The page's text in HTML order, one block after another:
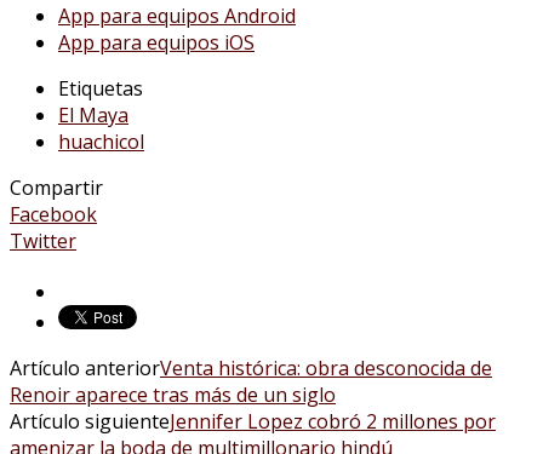
App para equipos Android
App para equipos iOS
Etiquetas
El Maya
huachicol
Compartir
Facebook
Twitter
Artículo anteriorVenta histórica: obra desconocida de
Renoir aparece tras más de un siglo
Artículo siguienteJennifer Lopez cobró 2 millones por
amenizar la boda de multimillonario hindú